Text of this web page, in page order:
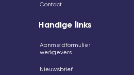
Contact
Handige links
Aanmeldformulier
werkgevers
Nieuwsbrief